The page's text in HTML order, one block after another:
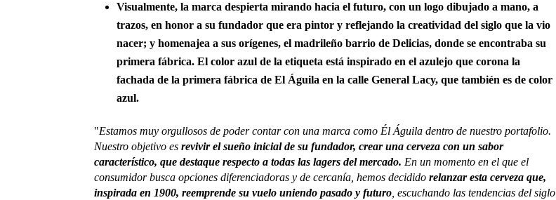
Visualmente, la marca despierta mirando hacia el futuro, con un logo dibujado a mano, a
trazos, en honor a su fundador que era pintor y reflejando la creatividad del siglo que la vio
nacer; y homenajea a sus orígenes, el madrileño barrio de Delicias, donde se encontraba su
primera fábrica. El color azul de la etiqueta está inspirado en el azulejo que corona la
fachada de la primera fábrica de El Águila en la calle General Lacy, que también es de color
azul.
"Estamos muy orgullosos de poder contar con una marca como Él Águila dentro de nuestro portafolio.
Nuestro objetivo esrevivir el sueño inicial de su fundador, crear una cerveza con un sabor
característico, que destaque respecto a todas las lagers del mercado. En un momento en el que el
consumidor busca opciones diferenciadoras y de cercanía, hemos decididorelanzar esta cerveza que,
inspirada en 1900, reemprende su vuelo uniendo pasado y futuro , escuchando las tendencias del siglo